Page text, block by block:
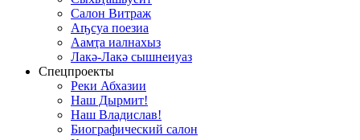
Салон Витраж
Аҧсуа поезиа
Аамҭа иалнахыз
Лакә-Лакә сышнеиуаз
Спецпроекты
Реки Абхазии
Наш Дырмит!
Наш Владислав!
Биографический салон